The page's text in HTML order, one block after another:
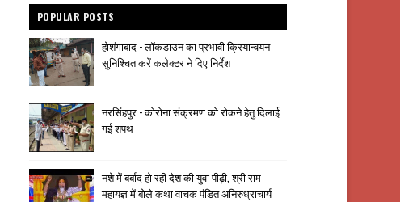
POPULAR POSTS
होशंगाबाद - लॉकडाउन का प्रभावी क्रियान्वयन
सुनिश्चित करें कलेक्टर ने दिए निर्देश
नरसिंहपुर - कोरोना संक्रमण को रोकने हेतु दिलाई
गई शपथ
नशे में बर्बाद हो रही देश की युवा पीढ़ी, श्री राम
महायज्ञ में बोले कथा वाचक पंडित अनिरुध्राचार्य